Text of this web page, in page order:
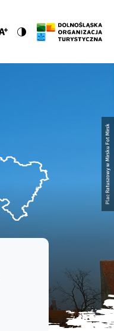
Plac Ratuszowy w Mirsku Fot Mirsk